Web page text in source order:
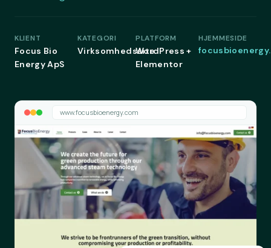
KLIENT
Focus Bio
Energy ApS
KATEGORI
Virksomhedssite
PLATFORM
WordPress +
Elementor
HJEMMESIDE
www.focusbioenergy.com